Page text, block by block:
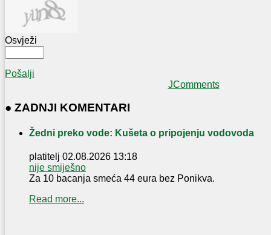
Osvježi
Pošalji
JComments
● ZADNJI KOMENTARI
Žedni preko vode: Kušeta o pripojenju vodovoda
platitelj 02.08.2026 13:18
nije smiješno
Za 10 bacanja smeća 44 eura bez Ponikva.
Read more...